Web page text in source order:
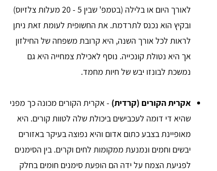
לאורך היום או בלילה (בטמפ' שבין 5 - 20 מעלות צלזיוס)
ובקיץ הוא נכנס לתרדמת. את החשופית לעומת זאת ניתן
לראות לכל אורך השנה, היא קרובת משפחה של החילזון
אך היא נטולת קונכייה. נוסף לאכילת צמחייה היא גם
נמשכת לבונזו יבש של חיות מחמד.
אקרית הקורים (קרדית) - אקרית הקורים מכונה כך מפני
שהיא די דומה לעכבישים ביכולת שלה לטוות קורים. היא
מאופיינת בצבע כתום אדום והיא נפוצה בעיקר באזורים
יבשים וחמים ונמנעת ממקומות לחים וקרים. בין הסימנים
לפגיעת הצמח על ידה הם הופעת סימנים חומים בחלק